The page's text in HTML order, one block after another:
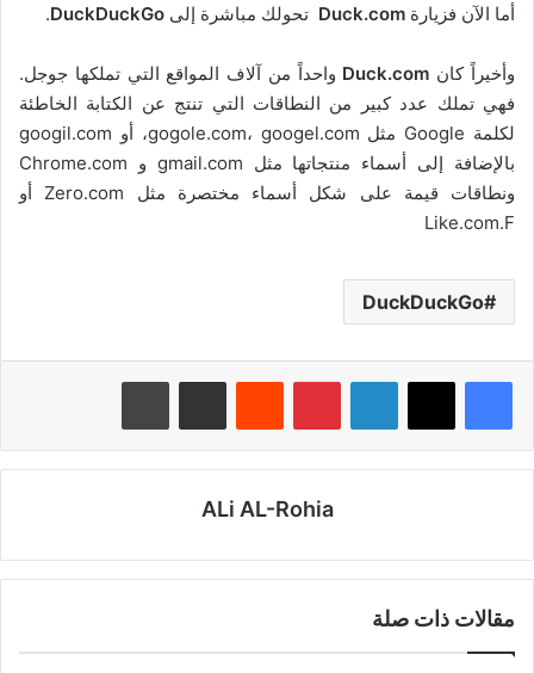
أما الآن فزيارة Duck.com تحولك مباشرة إلى DuckDuckGo
.
وأخيراً كان Duck.com واحداً من آلاف المواقع التي تملكها جوجل.
فهي تملك عدد كبير من النطاقات التي تنتج عن الكتابة الخاطئة
لكلمة Google مثل gogole.com، googel.com، أو googil.com
بالإضافة إلى أسماء منتجاتها مثل gmail.com و Chrome.com
ونطاقات قيمة على شكل أسماء مختصرة مثل Zero.com أو
Like.com.F
DuckDuckGo
لينكدإن بينتيريست
ALi AL-Rohia
مقالات ذات صلة